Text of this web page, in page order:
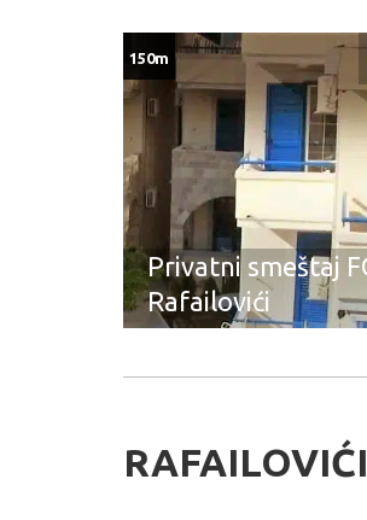
Privatni smeštaj
Rafailovići
150m
RAFAILOVIĆI